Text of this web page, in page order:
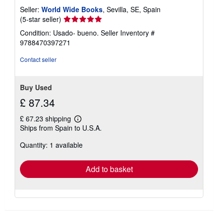
Seller: World Wide Books, Sevilla, SE, Spain
(5-star seller) Seller
rating
5
out
Condition: Usado- bueno. Seller Inventory #
9788470397271
Contact seller
Buy Used
£ 87.34
£ 67.23 shipping
Learn
more
shipping
Ships from Spain to U.S.A.
Quantity: 1 available
Add to basket